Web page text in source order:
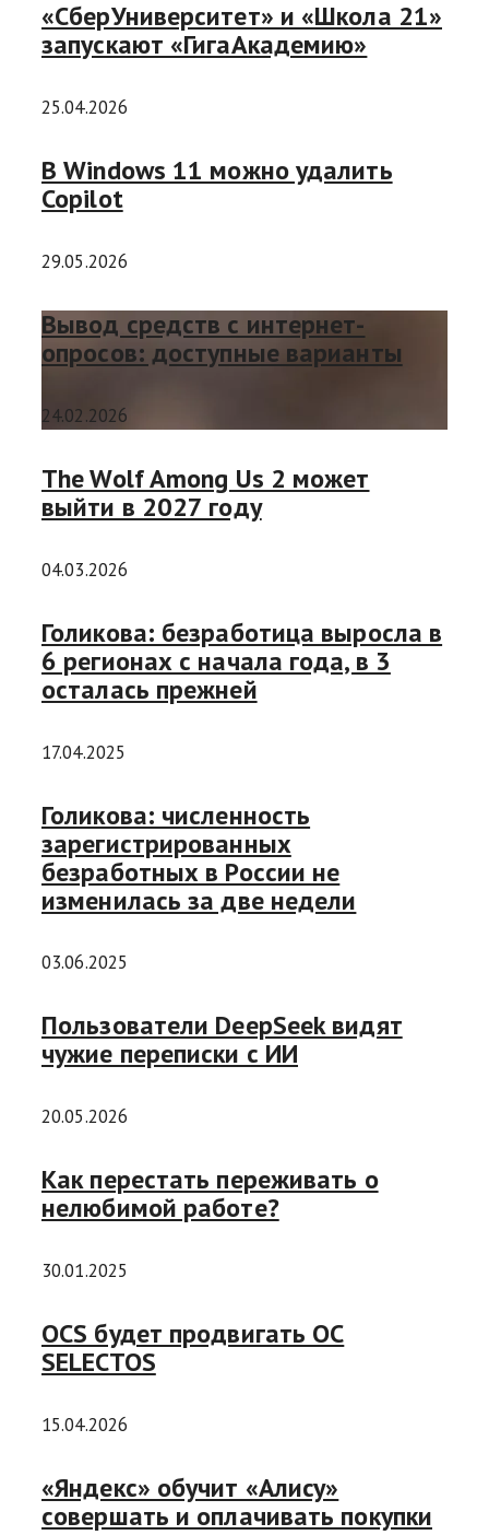
«СберУниверситет» и «Школа 21»
запускают «ГигаАкадемию»
25.04.2026
В Windows 11 можно удалить
Copilot
29.05.2026
Вывод средств с интернет-
опросов: доступные варианты
24.02.2026
The Wolf Among Us 2 может
выйти в 2027 году
04.03.2026
Голикова: безработица выросла в
6 регионах с начала года, в 3
осталась прежней
17.04.2025
Голикова: численность
зарегистрированных
безработных в России не
изменилась за две недели
03.06.2025
Пользователи DeepSeek видят
чужие переписки с ИИ
20.05.2026
Как перестать переживать о
нелюбимой работе?
30.01.2025
OCS будет продвигать ОС
SELECTOS
15.04.2026
«Яндекс» обучит «Алису»
совершать и оплачивать покупки